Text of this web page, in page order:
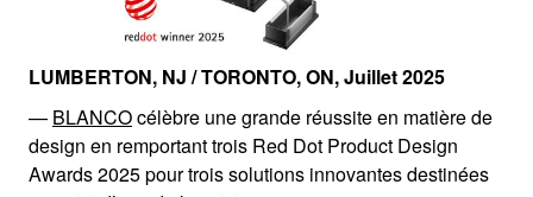
LUMBERTON, NJ / TORONTO, ON, Juillet 2025
— BLANCOcélèbre une grande réussite en matière de
design en remportant trois Red Dot Product Design
Awards 2025 pour trois solutions innovantes destinées